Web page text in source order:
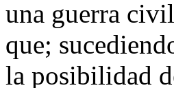
una guerra
que;
la posibilidad